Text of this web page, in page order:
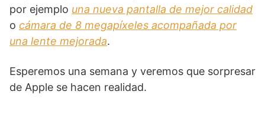
por ejemplo una nueva pantalla de mejor calidad
o cámara de 8 megapíxeles acompañada por
una lente mejorada.
Esperemos una semana y veremos que sorpresar
de Apple se hacen realidad.